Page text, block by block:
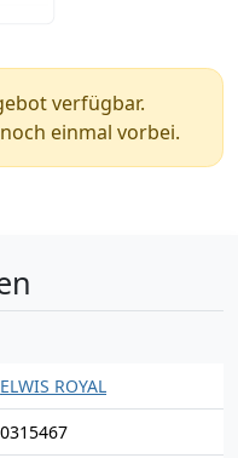
verfügbar.
einmal vorbei.
ELWIS ROYAL
0315467